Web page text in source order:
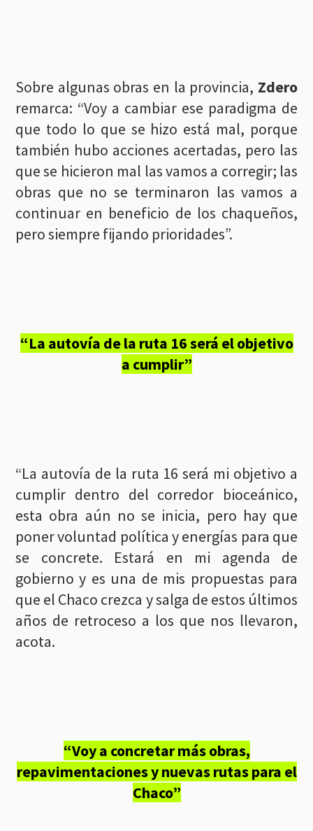
Sobre algunas obras en la provincia, Zdero
remarca: “Voy a cambiar ese paradigma de
que todo lo que se hizo está mal, porque
también hubo acciones acertadas, pero las
que se hicieron mal las vamos a corregir; las
obras que no se terminaron las vamos a
continuar en beneficio de los chaqueños,
pero siempre fijando prioridades”.
“La autovía de la ruta 16 será el objetivo
a cumplir”
“La autovía de la ruta 16 será mi objetivo a
cumplir dentro del corredor bioceánico,
esta obra aún no se inicia, pero hay que
poner voluntad política y energías para que
se concrete. Estará en mi agenda de
gobierno y es una de mis propuestas para
que el Chaco crezca y salga de estos últimos
años de retroceso a los que nos llevaron,
acota.
“Voy a concretar más obras,
repavimentaciones y nuevas rutas para el
Chaco”